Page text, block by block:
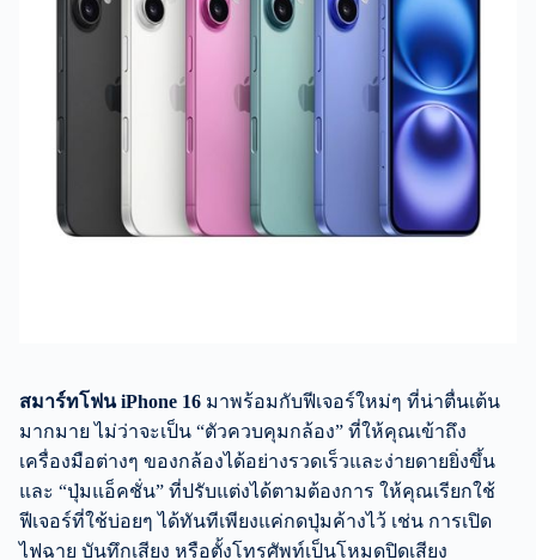
สมาร์ทโฟน iPhone 16 มาพร้อมกับฟีเจอร์ใหม่ๆ ที่น่าตื่นเต้น
มากมาย ไม่ว่าจะเป็น “ตัวควบคุมกล้อง” ที่ให้คุณเข้าถึง
เครื่องมือต่างๆ ของกล้องได้อย่างรวดเร็วและง่ายดายยิ่งขึ้น
และ “ปุ่มแอ็คชั่น” ที่ปรับแต่งได้ตามต้องการ ให้คุณเรียกใช้
ฟีเจอร์ที่ใช้บ่อยๆ ได้ทันทีเพียงแค่กดปุ่มค้างไว้ เช่น การเปิด
ไฟฉาย บันทึกเสียง หรือตั้งโทรศัพท์เป็นโหมดปิดเสียง